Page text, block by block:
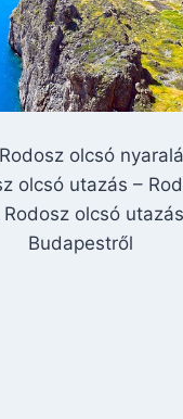
olcsó
olcsó utazás –
olcsó
Budapestről